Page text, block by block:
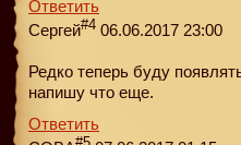
Ответить
Сергей#4 06.06.2017 23:00
Редко теперь буду
напишу что еще.
Ответить